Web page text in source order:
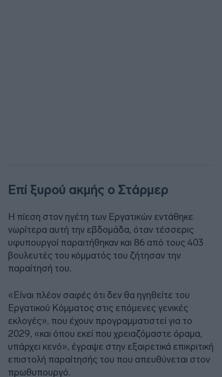
Επί ξυρού ακμής ο Στάρμερ
Η πίεση στον ηγέτη των Εργατικών εντάθηκε
νωρίτερα αυτή την εβδομάδα, όταν τέσσερις
υφυπουργοί παραιτήθηκαν και 86 από τους 403
βουλευτές του κόμματός του ζήτησαν την
παραίτησή του.
«Είναι πλέον σαφές ότι δεν θα ηγηθείτε του
Εργατικού Κόμματος στις επόμενες γενικές
εκλογές», που έχουν προγραμματιστεί για το
2029, «και όπου εκεί που χρειαζόμαστε όραμα,
υπάρχει κενό», έγραψε στην εξαιρετικά επικριτική
επιστολή παραίτησής του που απευθύνεται στον
πρωθυπουργό.